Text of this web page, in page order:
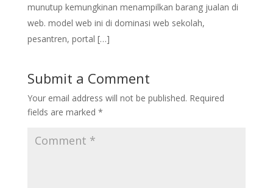
munutup kemungkinan menampilkan barang jualan di
web. model web ini di dominasi web sekolah,
pesantren, portal […]
Submit a Comment
Your email address will not be published. Required
fields are marked *